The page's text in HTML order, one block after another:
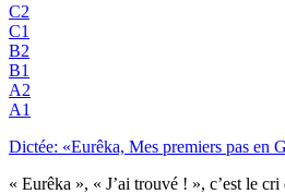
C2
C1
B2
B1
A2
A1
Dictée: «Eurêka, Mes premiers pas en
« Eurêka », « J’ai trouvé ! », c’est le